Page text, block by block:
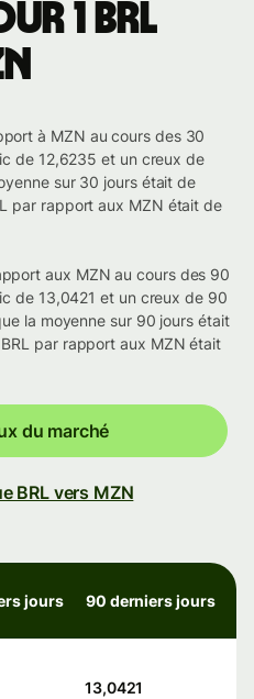
1 BRL
à MZN au cours des 30
de 12,6235 et un creux de
sur 30 jours était de
par rapport aux MZN était de
aux MZN au cours des 90
de 13,0421 et un creux de 90
la moyenne sur 90 jours était
par rapport aux MZN était
du marché
BRL vers MZN
jours 90 derniers jours
13,0421